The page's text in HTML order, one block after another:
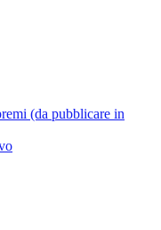
(da pubblicare in